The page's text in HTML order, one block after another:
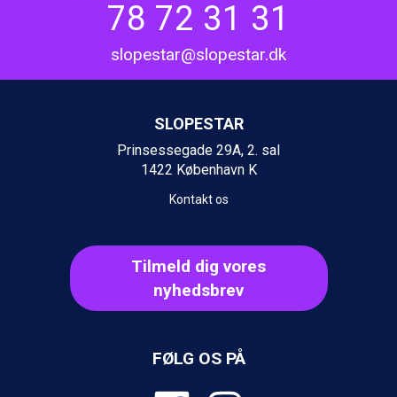
Wagrain fra DKK 4.645
Ischgl fra DKK 7.095
St. Anton fra DKK 7.245
Ponte di Legno fra DKK 4.745
Bad Gastein fra DKK 4.195
Alleghe fra DKK 5.595
Sauze dOulx fra DKK 4.045
Val Thorens fra DKK 5.395
Cervinia fra DKK 5.295
Passo Tonale fra DKK 3.795
Saalbach fra DKK 5.945
Bad Hofgastein fra DKK 5.495
Champoluc fra DKK 3.795
78 72 31 31
slopestar@slopestar.dk
SLOPESTAR
Prinsessegade 29A, 2. sal
1422 København K
Kontakt os
Tilmeld dig vores
nyhedsbrev
FØLG OS PÅ